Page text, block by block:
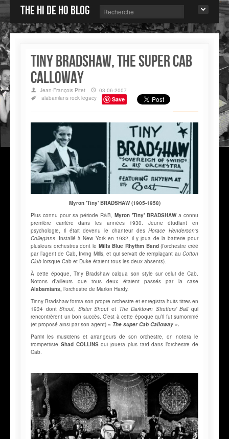
The Hi de Ho blog
Tiny BRADSHAW, the Super Cab
Calloway
Jean-François Pitet
03-06-2007
alabamians rock legacy Save
Myron 'Tiny' BRADSHAW (1905-1958)
Plus connu pour sa période R&B, Myron 'Tiny' BRADSHAWa connu
première carrière dans les années 1930. Jeune étudiant en
psychologie, il était devenu le chanteur desHorace Henderson’s
Collegians . Installé à New York en 1932, il y joua de la batterie pour
plusieurs orchestres dont le Mills Blue Rhythm Band(l’orchestre créé
par l’agent de Cab, Irving Mills, et qui servait de remplaçant au Cotton
Club lorsque Cab et Duke étaient tous les deux absents).
À cette époque, Tiny Bradshaw calqua son style sur celui de Cab.
Notons d’ailleurs que tous deux étaient passés par la case
Alabamians, l’orchestre de Marion Hardy.
Tinny Bradshaw forma son propre orchestre et enregistra huits titres en
1934 dontShout, Sister Shout et The Darktown Strutters' Ballqui
rencontrèrent un bon succès. C’est à cette époque qu’il fut surnommé
(et proposé ainsi par son agent) « The super Cab Calloway ».
Parmi les musiciens et arrangeurs de son orchestre, on notera le
trompettiste Shad COLLINSqui jouera plus tard dans l’orchestre de
Cab.